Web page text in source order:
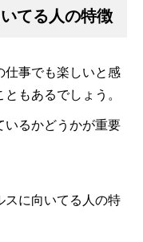
てる人の特徴
仕事でも楽しいと感
もあるでしょう。
いるかどうかが重要
スに向いてる人の特